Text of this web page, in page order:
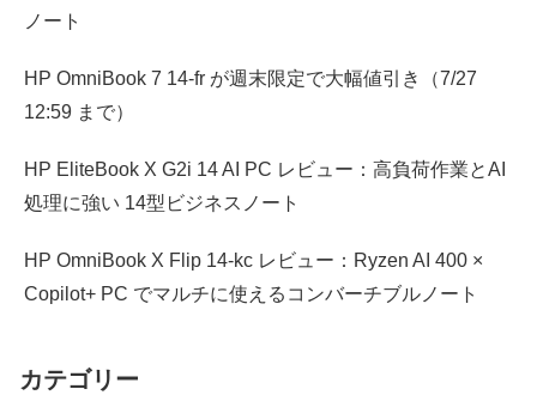
ノート
HP OmniBook 7 14-fr が週末限定で大幅値引き（7/27
12:59 まで）
HP EliteBook X G2i 14 AI PC レビュー：高負荷作業とAI
処理に強い 14型ビジネスノート
HP OmniBook X Flip 14-kc レビュー：Ryzen AI 400 ×
Copilot+ PC でマルチに使えるコンバーチブルノート
カテゴリー